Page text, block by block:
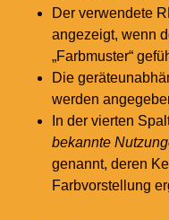
Der verwendete
angezeigt, wenn
„Farbmuster“
Die
werden
In der vierten
bekannte
genannt, deren
Farbvorstellung